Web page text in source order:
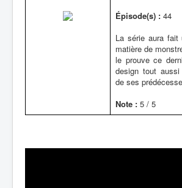
Épisode(s) : 44
La série aura fait
matière de
le prouve ce
design tout
de ses
Note : 5 / 5